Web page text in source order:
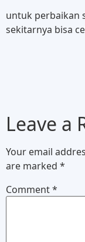
untuk perbaikan
sekitarnya bisa
Leave a
Your email
are marked *
Comment*